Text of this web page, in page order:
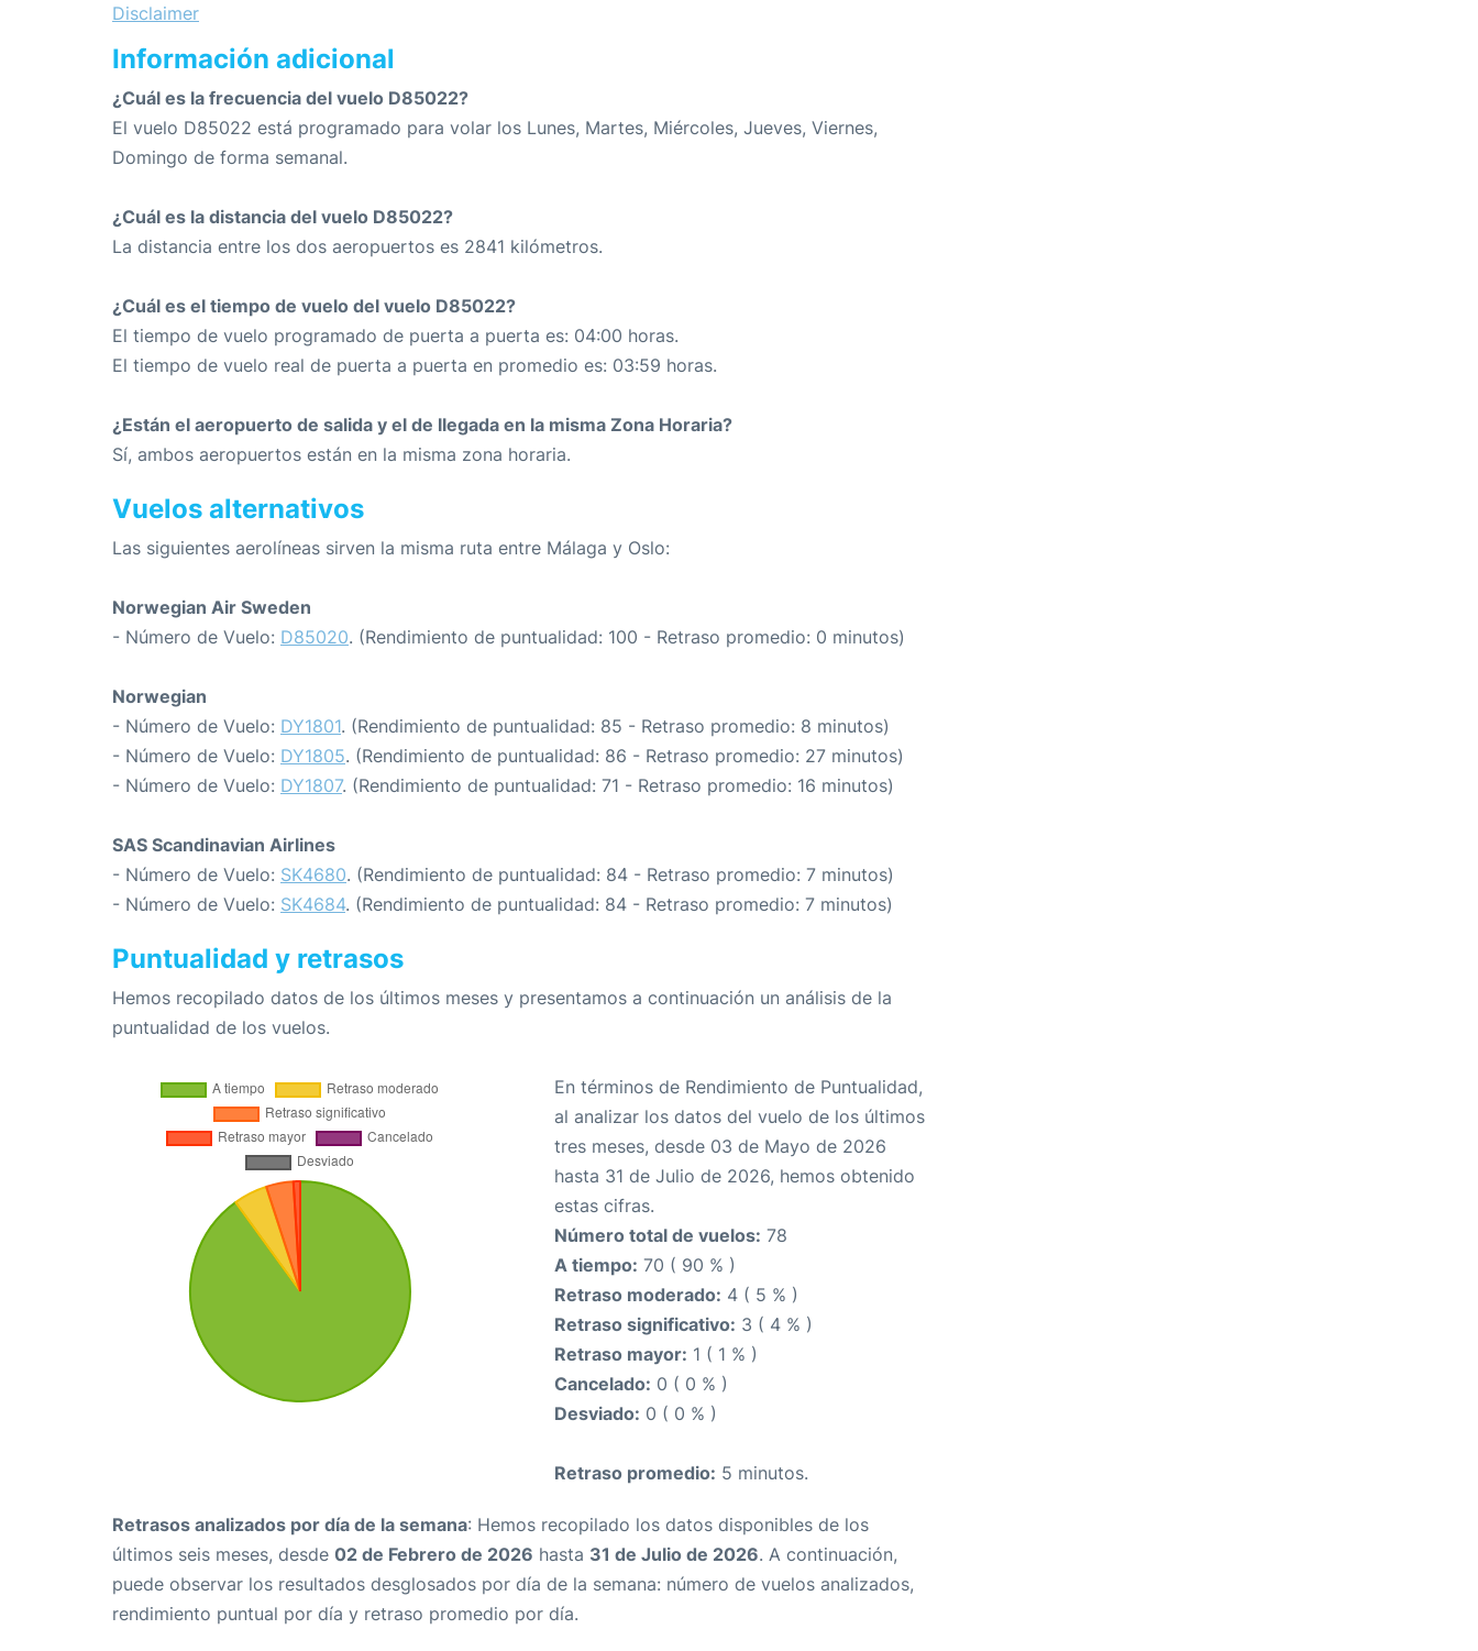
Disclaimer
Información adicional
¿Cuál es la frecuencia del vuelo D85022?
El vuelo D85022 está programado para volar los Lunes, Martes, Miércoles, Jueves, Viernes,
Domingo de forma semanal.
¿Cuál es la distancia del vuelo D85022?
La distancia entre los dos aeropuertos es 2841 kilómetros.
¿Cuál es el tiempo de vuelo del vuelo D85022?
El tiempo de vuelo programado de puerta a puerta es: 04:00 horas.
El tiempo de vuelo real de puerta a puerta en promedio es: 03:59 horas.
¿Están el aeropuerto de salida y el de llegada en la misma Zona Horaria?
Sí, ambos aeropuertos están en la misma zona horaria.
Vuelos alternativos
Las siguientes aerolíneas sirven la misma ruta entre Málaga y Oslo:
Norwegian Air Sweden
- Número de Vuelo: D85020. (Rendimiento de puntualidad: 100 - Retraso promedio: 0 minutos)
Norwegian
- Número de Vuelo: DY1801. (Rendimiento de puntualidad: 85 - Retraso promedio: 8 minutos)
- Número de Vuelo: DY1805. (Rendimiento de puntualidad: 86 - Retraso promedio: 27 minutos)
- Número de Vuelo: DY1807. (Rendimiento de puntualidad: 71 - Retraso promedio: 16 minutos)
SAS Scandinavian Airlines
- Número de Vuelo: SK4680. (Rendimiento de puntualidad: 84 - Retraso promedio: 7 minutos)
- Número de Vuelo: SK4684. (Rendimiento de puntualidad: 84 - Retraso promedio: 7 minutos)
Puntualidad y retrasos
Hemos recopilado datos de los últimos meses y presentamos a continuación un análisis de la
puntualidad de los vuelos.
En términos de Rendimiento de Puntualidad,
al analizar los datos del vuelo de los últimos
tres meses, desde 03 de Mayo de 2026
hasta 31 de Julio de 2026, hemos obtenido
estas cifras.
Número total de vuelos: 78
A tiempo: 70 ( 90 % )
Retraso moderado: 4 ( 5 % )
Retraso significativo: 3 ( 4 % )
Retraso mayor: 1 ( 1 % )
Cancelado: 0 ( 0 % )
Desviado: 0 ( 0 % )
Retraso promedio: 5 minutos.
Retrasos analizados por día de la semana: Hemos recopilado los datos disponibles de los
últimos seis meses, desde 02 de Febrero de 2026 hasta 31 de Julio de 2026. A continuación,
puede observar los resultados desglosados por día de la semana: número de vuelos analizados,
rendimiento puntual por día y retraso promedio por día.